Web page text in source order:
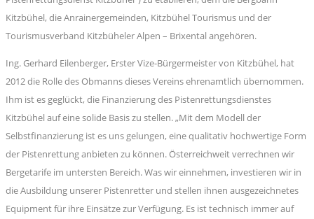
Kitzbühel, die Anrainergemeinden, Kitzbühel Tourismus und der
Tourismusverband Kitzbüheler Alpen – Brixental angehören.
Ing. Gerhard Eilenberger, Erster Vize-Bürgermeister von Kitzbühel, hat
2012 die Rolle des Obmanns dieses Vereins ehrenamtlich übernommen.
Ihm ist es geglückt, die Finanzierung des Pistenrettungsdienstes
Kitzbühel auf eine solide Basis zu stellen. „Mit dem Modell der
Selbstfinanzierung ist es uns gelungen, eine qualitativ hochwertige Form
der Pistenrettung anbieten zu können. Österreichweit verrechnen wir
Bergetarife im untersten Bereich. Was wir einnehmen, investieren wir in
die Ausbildung unserer Pistenretter und stellen ihnen ausgezeichnetes
Equipment für ihre Einsätze zur Verfügung. Es ist technisch immer auf